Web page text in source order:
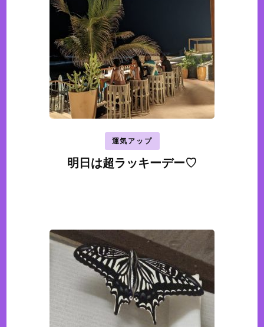
運気アップ
明日は超ラッキーデー♡